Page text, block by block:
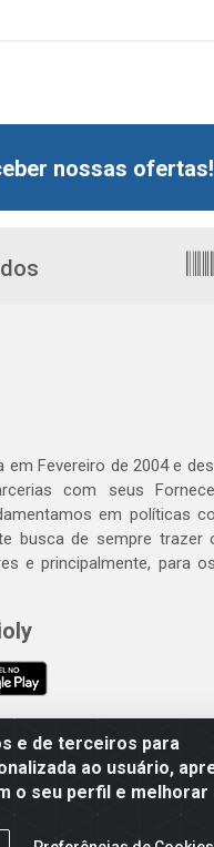
e de terceiros para
ao usuário,
o seu perfil e melhorar
nossas ofertas!
Fevereiro de 2004 e
com seus
em políticas
busca de sempre trazer
e principalmente, para
DIRIJA. APRECIE COM
- Av Piloto